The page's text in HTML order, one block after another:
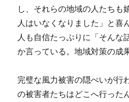
し、それらの地域の人たちも
人はいなくなりました」と喜
人も自信たっぷりに「そんな
か言っている。地域対策の成
完璧な風力被害の隠ぺいが行
の被害者たちはどこへ行った